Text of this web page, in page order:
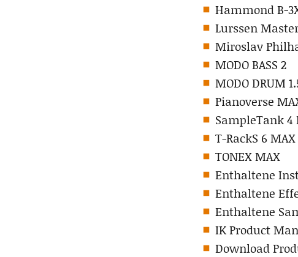
Hammond B-
Lurssen
Miroslav
MODO BASS 2
MODO DRUM
Pianoverse
SampleTank 4
T-RackS 6 MAX
TONEX MAX
Enthaltene
Enthaltene
Enthaltene
IK Product
Download